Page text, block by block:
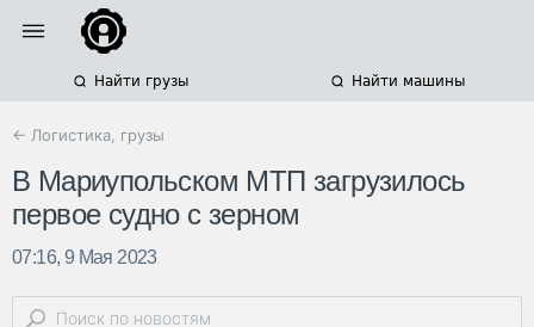
Найти грузы Найти машины
← Логистика, грузы
В Мариупольском МТП загрузилось
первое судно с зерном
07:16, 9 Мая 2023